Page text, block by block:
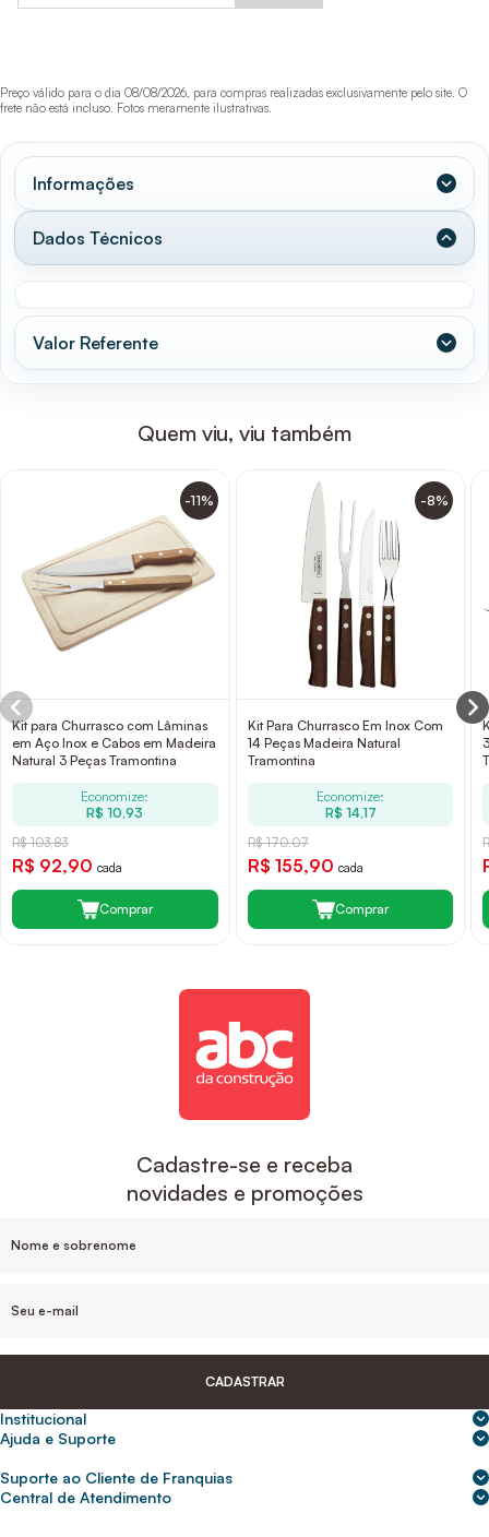
Preço válido para o dia 08/08/2026, para compras realizadas exclusivamente pelo site. O
frete não está incluso. Fotos meramente ilustrativas.
Informações
Dados Técnicos
Valor Referente
Quem viu, viu também
-11%
Kit para Churrasco com Lâminas
em Aço Inox e Cabos em Madeira
Natural 3 Peças Tramontina
Economize:
R$ 10,93
R$ 103,83
R$ 92,90 cada
Comprar
-8%
Kit Para Churrasco Em Inox Com
14 Peças Madeira Natural
Tramontina
Economize:
R$ 14,17
R$ 170,07
R$ 155,90 cada
Comprar
Cadastre-se e receba
novidades e promoções
CADASTRAR
Institucional
Sobre nós
Para empresas
Ajuda e Suporte
Frete e entrega
Suporte ao Cliente de Franquias
2ª Via de Boletos - Crédito ABC
Central de Atendimento